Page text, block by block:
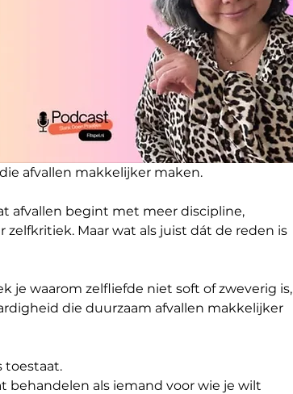
afvallen makkelijker maken.
afvallen begint met meer discipline,
zelfkritiek. Maar wat als juist dát de reden is
je waarom zelfliefde niet soft of zweverig is,
die duurzaam afvallen makkelijker
toestaat.
behandelen als iemand voor wie je wilt